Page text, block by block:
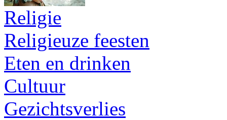
Religie
Religieuze feesten
Eten en drinken
Cultuur
Gezichtsverlies